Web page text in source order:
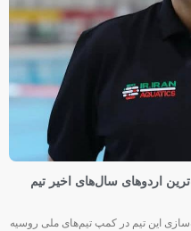
اردوهای سال‌های اخیر تیم
این تیم در کمپ تیم‌های ملی روسیه